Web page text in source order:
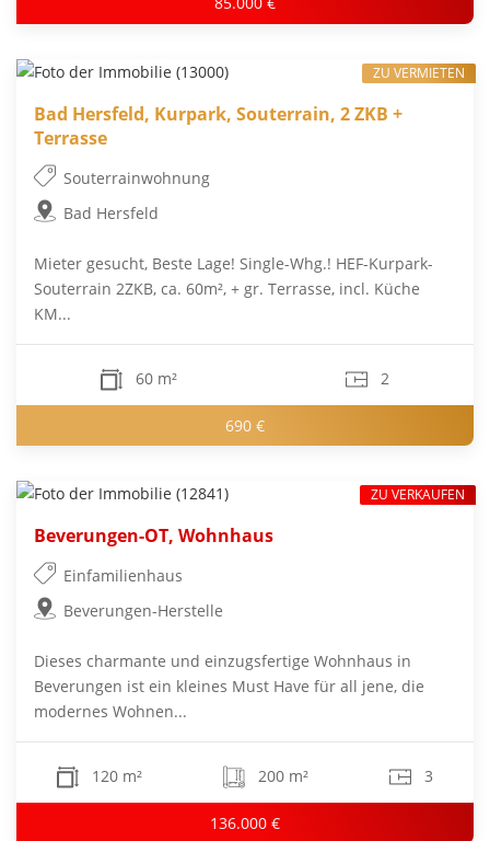
Bad Hersfeld, Kurpark, Souterrain, 2 ZKB +
Terrasse
Souterrainwohnung
Bad Hersfeld
Mieter gesucht, Beste Lage! Single-Whg.! HEF-Kurpark-
Souterrain 2ZKB, ca. 60m², + gr. Terrasse, incl. Küche
KM...
60 m² 2
690 €
ZU VERMIETEN
Beverungen-OT, Wohnhaus
Einfamilienhaus
Beverungen-Herstelle
Dieses charmante und einzugsfertige Wohnhaus in
Beverungen ist ein kleines Must Have für all jene, die
modernes Wohnen...
120 m² 200 m² 3
136.000 €
ZU VERKAUFEN